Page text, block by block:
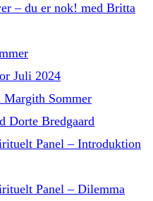
– du er nok! med Britta
Juli 2024
Margith Sommer
Dorte Bredgaard
Panel – Introduktion
Panel – Dilemma